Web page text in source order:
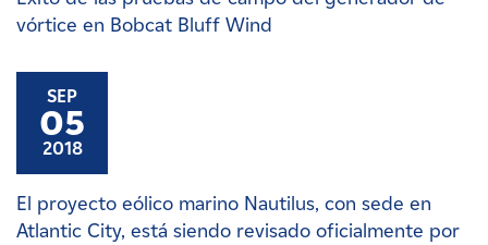
vórtice en Bobcat Bluff Wind
SEP
05
2018
El proyecto eólico marino Nautilus, con sede en
Atlantic City, está siendo revisado oficialmente por